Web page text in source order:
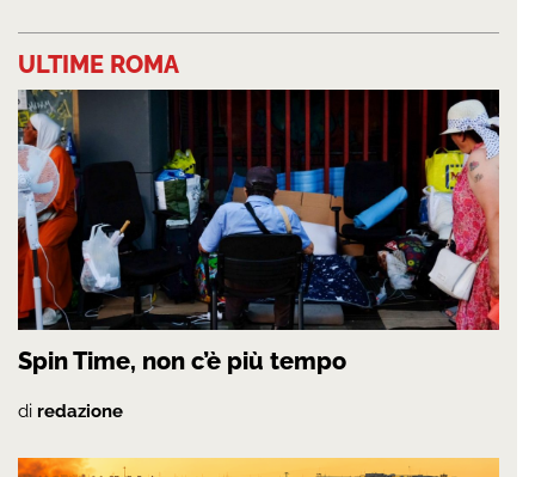
ULTIME ROMA
Spin Time, non c’è più tempo
di redazione